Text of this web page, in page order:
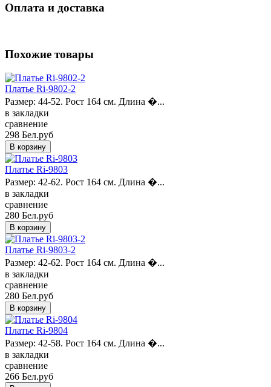
Оплата и доставка
Похожие товары
Платье Ri-9802-2
Размер: 44-52. Рост 164 см. Длина �...
в закладки
сравнение
298 Бел.руб
Платье Ri-9803
Размер: 42-62. Рост 164 см. Длина �...
в закладки
сравнение
280 Бел.руб
Платье Ri-9803-2
Размер: 42-62. Рост 164 см. Длина �...
в закладки
сравнение
280 Бел.руб
Платье Ri-9804
Размер: 42-58. Рост 164 см. Длина �...
в закладки
сравнение
266 Бел.руб